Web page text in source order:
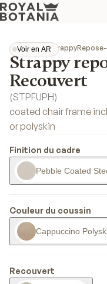
Voir en AR
Voir en AR
CollectionsStrappy
Strappy
Recouvert
(STPFUPH)
coated chair frame
or polyskin
Finition du cadre
Pebble Coated
Couleur du coussin
Cappuccino
Recouvert